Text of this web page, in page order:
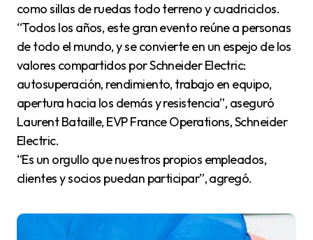
como sillas de ruedas todo terreno y cuadriciclos.
“Todos los años, este gran evento reúne a personas
de todo el mundo, y se convierte en un espejo de los
valores compartidos por Schneider Electric:
autosuperación, rendimiento, trabajo en equipo,
apertura hacia los demás y resistencia”, aseguró
Laurent Bataille, EVP France Operations, Schneider
Electric.
“Es un orgullo que nuestros propios empleados,
clientes y socios puedan participar”, agregó.